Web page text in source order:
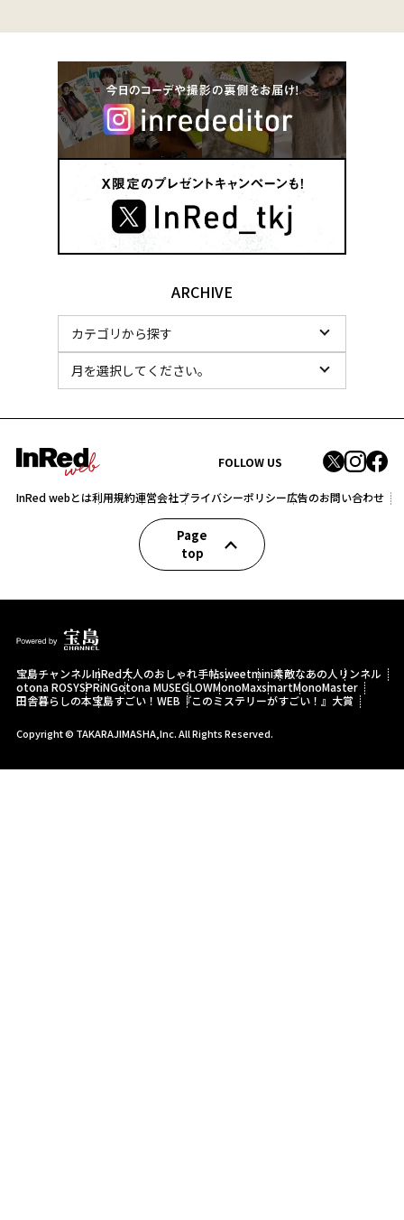
ARCHIVE
FOLLOW US
InRed webとは利用規約運営会社プライバシーポリシー広告のお問い合わせ
Page
top
宝島チャンネルInRed大人のおしゃれ手帖sweetmini素敵なあの人 リンネル
otona ROSYSPRiNGotona MUSEGLOWMonoMaxsmartMonoMaster
田舎暮らしの本宝島すごい！WEB 『このミステリーがすごい！』大賞
Copyright © TAKARAJIMASHA,Inc. All Rights Reserved.